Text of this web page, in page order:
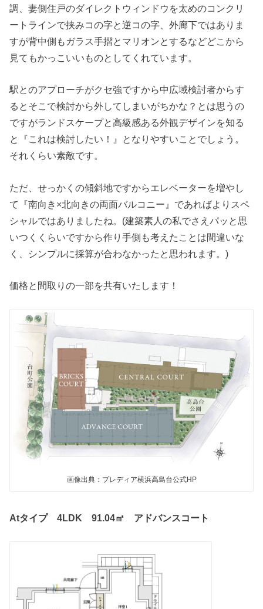
調、妻側住戸のダイレクトウィンドウを太めのコンクリ
ートラインで挟みコの字と逆コの字、外廊下ではありま
すが背中側もガラス手摺とマリオンとするなどどこから
見てもかっこいいものとしてくれています。
駅とのアプローチがクセ強ですから中広域検討者からす
るとそこで検討から外してしまいがちかな？とは思うの
ですがランドスケープと高級感ある外観デザインを知る
と『これは検討したい！』となりやすいことでしょう。
それくらい素敵です。
ただ、せっかくの傾斜地ですからエレベーターを増やし
て『南向き×北向きの両面バルコニー』であればよりスペ
シャルではありましたね。(建築素人の私でさえパッと思
いつくくらいですから作り手側も考えたことは間違いな
く、シンプルに採算が合わなかったと思われます。)
価格と間取りの一部を共有いたします！
画像出典：プレディア横浜高島台公式HP
Atタイプ 4LDK 91.04㎡ アドバンスコート